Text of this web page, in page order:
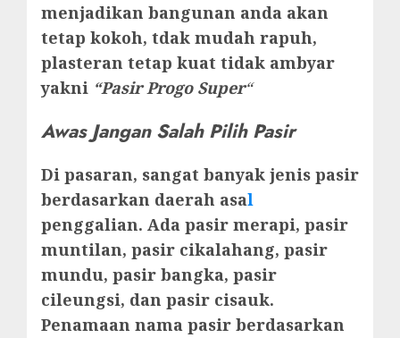
menjadikan bangunan anda akan
tetap kokoh, tdak mudah rapuh,
plasteran tetap kuat tidak ambyar
yakni “Pasir Progo Super“
Awas Jangan Salah Pilih Pasir
Di pasaran, sangat banyak jenis pasir
berdasarkan daerah asal
penggalian. Ada pasir merapi, pasir
muntilan, pasir cikalahang, pasir
mundu, pasir bangka, pasir
cileungsi, dan pasir cisauk.
Penamaan nama pasir berdasarkan